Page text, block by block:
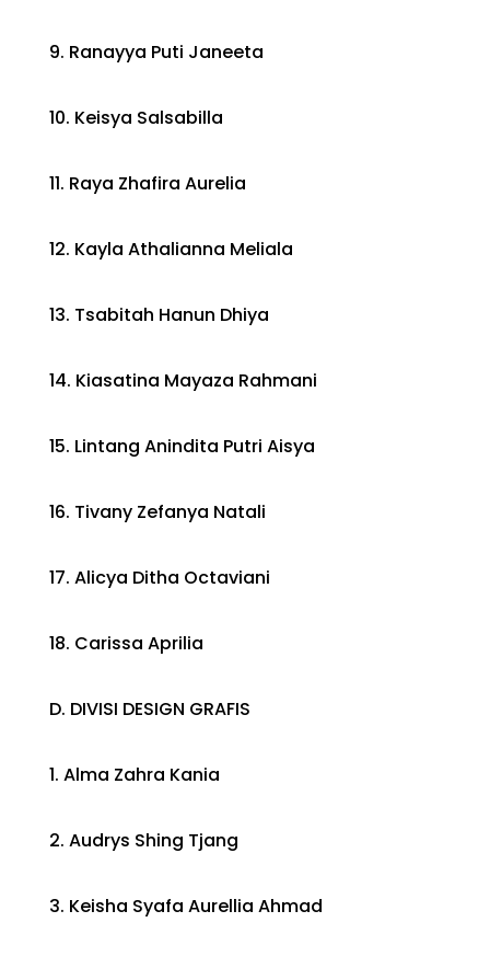
9. Ranayya Puti Janeeta
10. Keisya Salsabilla
11. Raya Zhafira Aurelia
12. Kayla Athalianna Meliala
13. Tsabitah Hanun Dhiya
14. Kiasatina Mayaza Rahmani
15. Lintang Anindita Putri Aisya
16. Tivany Zefanya Natali
17. Alicya Ditha Octaviani
18. Carissa Aprilia
D. DIVISI DESIGN GRAFIS
1. Alma Zahra Kania
2. Audrys Shing Tjang
3. Keisha Syafa Aurellia Ahmad